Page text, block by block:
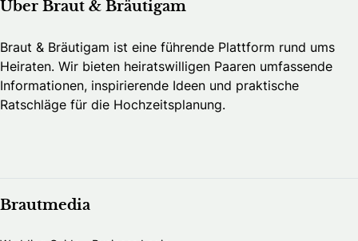
Über Braut & Bräutigam
Braut & Bräutigam ist eine führende Plattform rund ums
Heiraten. Wir bieten heiratswilligen Paaren umfassende
Informationen, inspirierende Ideen und praktische
Ratschläge für die Hochzeitsplanung.
Brautmedia